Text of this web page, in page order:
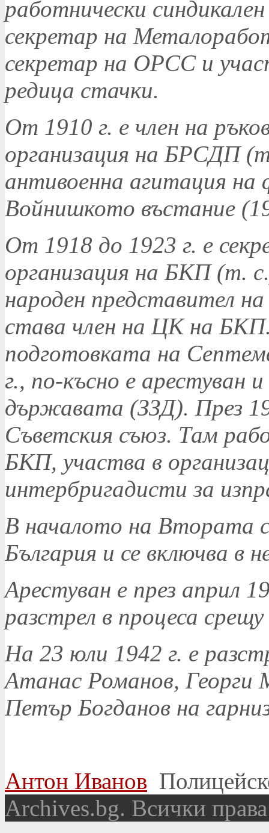
работнически
секретар на
секретар на ОРСС и
редица стачки.
От 1910 г. е член на
организация на БРСДП
антивоенна агитация на
Войнишкото въстание
От 1918 до 1923 г. е
организация на БКП (т.
народен представител
става член на ЦК на
подготовката на
г., по-късно е арестуван
държавата (ЗЗД). През
Съветския съюз. Там
БКП, участва в
интербригадисти за
В началото на Втората
България и се включва в
Арестуван е през април
разстрел в процеса
На 23 юли 1942 г. е
Атанас Романов, Георги
Петър Богданов на
Антон Иванов
Аrchives.bg. Всички права